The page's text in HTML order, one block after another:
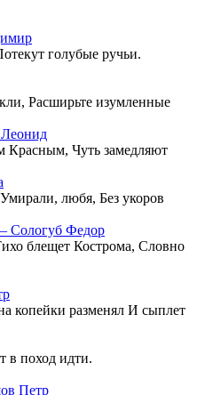
голубые ручьи.
Расширьте изумленные
Красным, Чуть замедляют
любя, Без укоров
Сологуб Федор
блещет Кострома, Словно
копейки разменял И сыплет
в поход идти.
Петр